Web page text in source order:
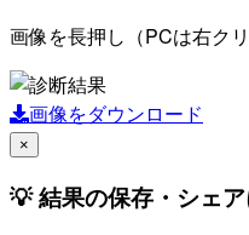
画像を長押し（PCは右ク
画像をダウンロード
×
💡 結果の保存・シェ